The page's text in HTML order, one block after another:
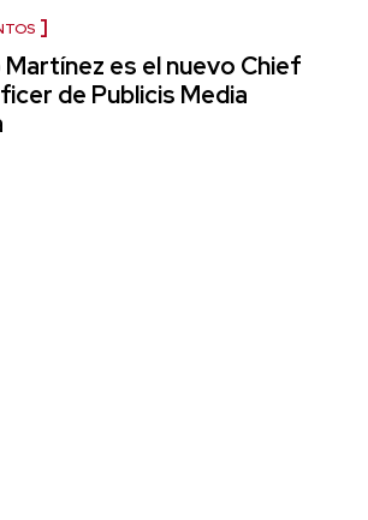
es el nuevo Chief
de Publicis Media